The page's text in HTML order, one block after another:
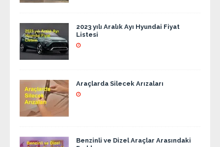
2023 yılı Aralık Ayı Hyundai Fiyat
Listesi
Araçlarda Silecek Arızaları
Benzinli ve Dizel Araçlar Arasındaki